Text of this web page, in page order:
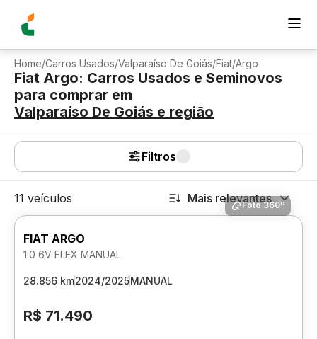
Home/Carros Usados/Valparaíso De Goiás/Fiat/Argo
Fiat Argo: Carros Usados e Seminovos
para comprar em
Valparaíso De Goiás e região
Filtros
11 veículos Mais relevantes
Foto 360º
FIAT ARGO
1.0 6V FLEX MANUAL
28.856 km2024/2025MANUAL
R$ 71.490